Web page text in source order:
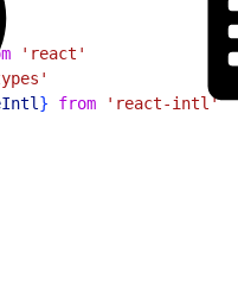
'react'
} from 'react-intl'